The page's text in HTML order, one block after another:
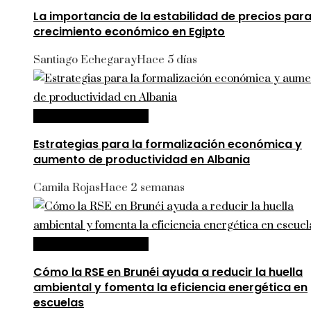
La importancia de la estabilidad de precios
crecimiento económico en Egipto
Santiago EchegarayHace 5 días
Estrategias para la formalización económica y
aumento de productividad en Albania
Camila RojasHace 2 semanas
Cómo la RSE en Brunéi ayuda a reducir la huella
ambiental y fomenta la eficiencia energética en
escuelas